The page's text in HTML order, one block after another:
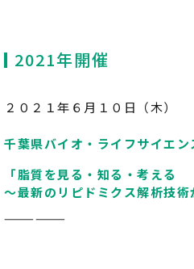
2021年開催
２０２１年６月１０日（木）
千葉県バイオ・ライフサイエ
「脂質を見る・知る・考える
～最新のリピドミクス解析技術
——————